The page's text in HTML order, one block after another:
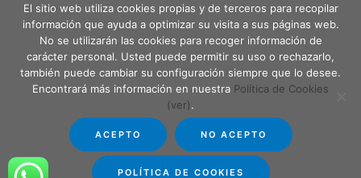
Aviso Legal
Política de Privacidad
Política de Cookies
Copyright © 2026 Entabla Clases de skate en Madrid
Powered by Entabla Clases de skate en Madrid
El sitio web utiliza cookies propias y de terceros para recopilar
información que ayuda a optimizar su visita a sus páginas web.
No se utilizarán las cookies para recoger información de
carácter personal. Usted puede permitir su uso o rechazarlo,
también puede cambiar su configuración siempre que lo desee.
Encontrará más información en nuestra Política de Cookies
(ver).
ACEPTO NO ACEPTO
POLÍTICA DE COOKIES